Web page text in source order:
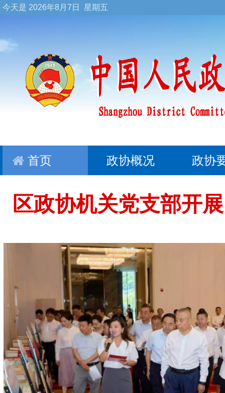
今天是 2026年8月7日 星期五
首页 政协概况 政协
区政协机关党支部开